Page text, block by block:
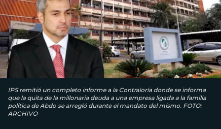
IPS remitió un completo informe a la Contraloría donde se informa
que la quita de la millonaria deuda a una empresa ligada a la familia
política de Abdo se arregló durante el mandato del mismo. FOTO:
ARCHIVO